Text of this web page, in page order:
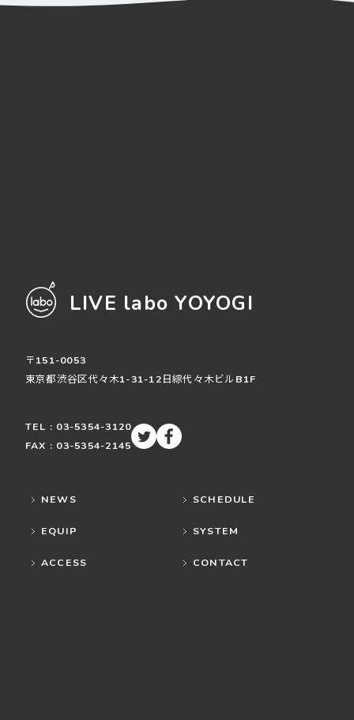
LIVE labo YOYOGI
〒151-0053
東京都渋谷区代々木1-31-12日綜代々木ビルB1F
TEL : 03-5354-3120
FAX : 03-5354-2145
NEWS SCHEDULE
EQUIP SYSTEM
ACCESS CONTACT